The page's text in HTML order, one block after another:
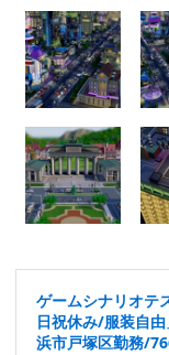
ゲームシナリオテ
日祝休み/服装自
浜市戸塚区勤務/